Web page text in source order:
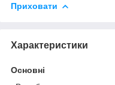
Приховати
Характеристики
Основні